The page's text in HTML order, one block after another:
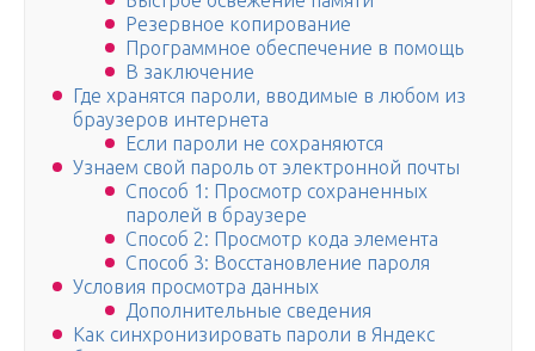
Резервное копирование
Программное обеспечение в помощь
В заключение
Где хранятся пароли, вводимые в любом из
браузеров интернета
Если пароли не сохраняются
Узнаем свой пароль от электронной почты
Способ 1: Просмотр сохраненных
паролей в браузере
Способ 2: Просмотр кода элемента
Способ 3: Восстановление пароля
Условия просмотра данных
Дополнительные сведения
Как синхронизировать пароли в Яндекс